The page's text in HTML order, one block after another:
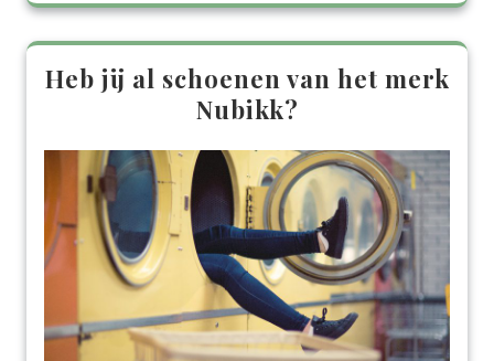
Heb jij al schoenen van het merk
Nubikk?